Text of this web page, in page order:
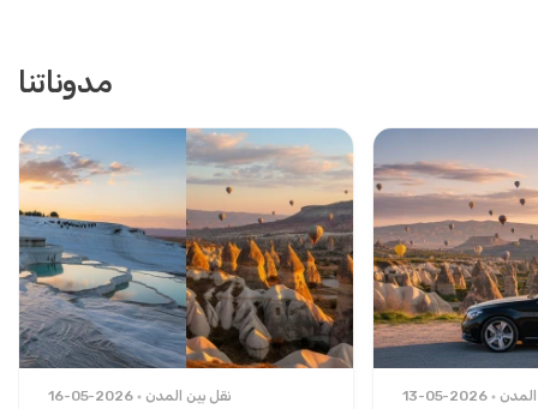
مدوناتنا
16-05-2026 نقل بين المدن 13-05-2026